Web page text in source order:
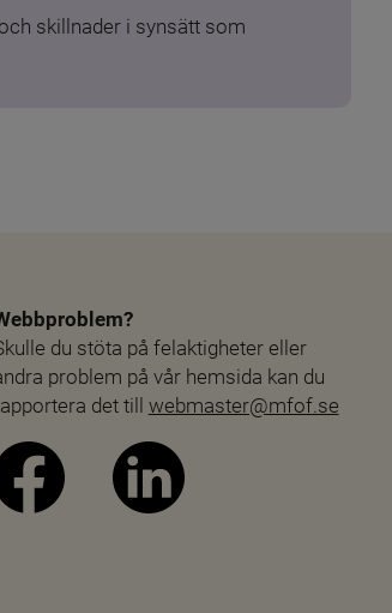
skillnader i synsätt som
du stöta på felaktigheter eller
problem på vår hemsida kan du
det till webmaster@mfof.se